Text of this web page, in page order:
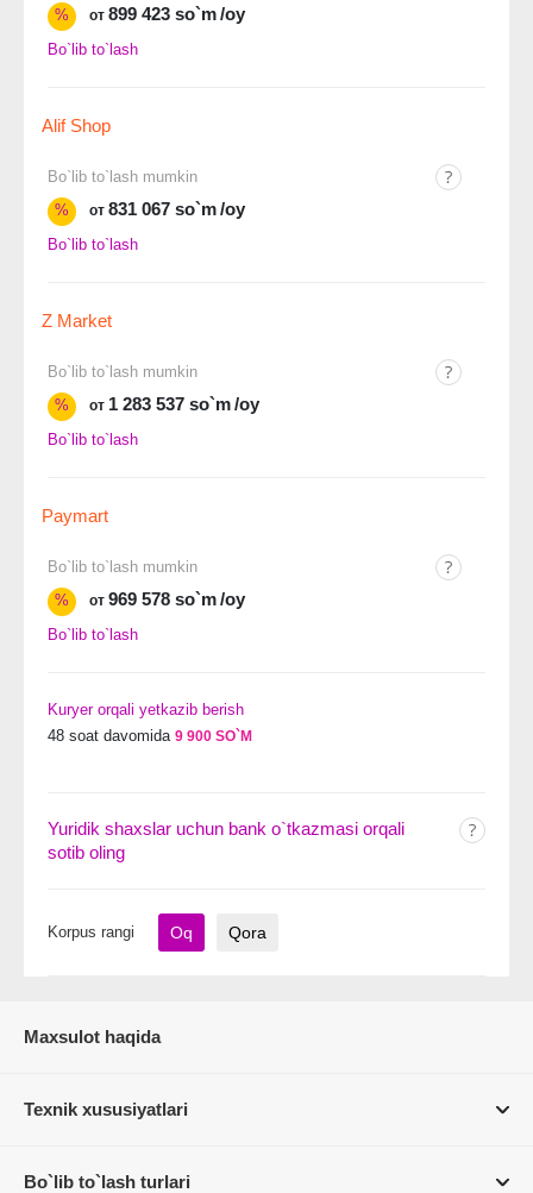
%
от 899 423 so`m/oy
Bo`lib to`lash
Alif Shop
Bo`lib to`lash mumkin
%
от 831 067 so`m/oy
Bo`lib to`lash
Z Market
Bo`lib to`lash mumkin
%
от 1 283 537 so`m/oy
Bo`lib to`lash
Paymart
Bo`lib to`lash mumkin
%
от 969 578 so`m/oy
Bo`lib to`lash
Kuryer orqali yetkazib berish
48 soat davomida 9 900 SO`M
Yuridik shaxslar uchun bank o`tkazmasi orqali
sotib oling
Korpus rangi Oq Qora
Maxsulot haqida
Texnik xususiyatlari
Bo`lib to`lash turlari